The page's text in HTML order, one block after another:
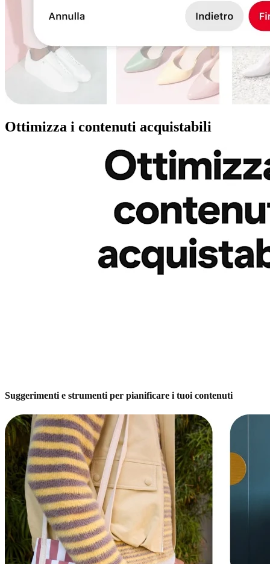
Ottimizza i contenuti acquistabili
Suggerimenti e strumenti per pianificare i tuoi contenuti